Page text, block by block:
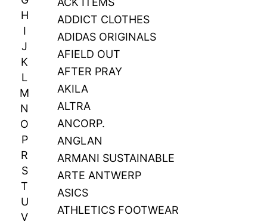
H
I
J
K
L
M
N
O
P
R
S
T
U
V
ADDICT CLOTHES
ADIDAS ORIGINALS
AFIELD OUT
AFTER PRAY
AKILA
ALTRA
ANCORP.
ANGLAN
ARMANI SUSTAINABLE
ARTE ANTWERP
ASICS
ATHLETICS FOOTWEAR